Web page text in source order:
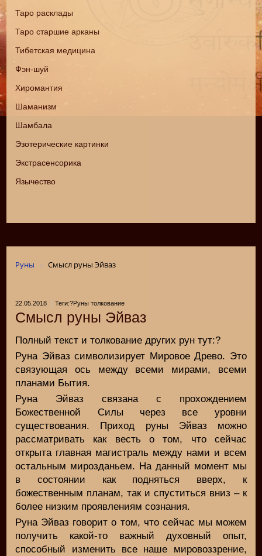
Таро расклады
Таро старшие арканы
Тибетская медицина
Фэн-шуй
Хиромантия
Шаманизм
Шамбала
Эзотерические картинки
Экстрасенсорика
Язычество
Руны Смысл руны Эйваз
22.05.2018 Теги:?Руны толкование
Смысл руны Эйваз
Полный текст и толкование других рун тут:?
Руна Эйваз символизирует Мировое Древо. Это
связующая ось между всеми мирами, всеми
планами Бытия.
Руна Эйваз связана с прохождением
Божественной Силы через все уровни
существования. Приход руны Эйваз можно
рассматривать как весть о том, что сейчас
открыта главная магистраль между нами и всем
остальным мирозданьем. На данный момент мы
в состоянии как подняться вверх, к
божественным планам, так и спуститься вниз – к
более низким проявлениям сознания.
Руна Эйваз говорит о том, что сейчас мы можем
получить какой-то важный духовный опыт,
способный изменить все наше мировоззрение,